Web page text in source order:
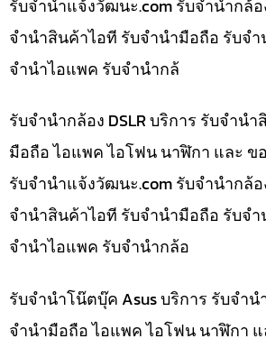
รับจํานําแจ้งวัฒนะ.com รับจำนำกล้อ
จำนำสินค้าไอที รับจำนำมือถือ รับจ
จำนำไอแพค รับจำนำกล้
รับจำนำกล้อง DSLR บริการ รับจำน
มือถือ ไอแพค ไอโฟน นาฬิกา และ ข
รับจํานําแจ้งวัฒนะ.com รับจำนำกล้อ
จำนำสินค้าไอที รับจำนำมือถือ รับจ
จำนำไอแพค รับจำนำกล้อ
รับจำนำโน๊ตบุ๊ค Asus บริการ รับจำ
จำนำมือถือ ไอแพค ไอโฟน นาฬิกา